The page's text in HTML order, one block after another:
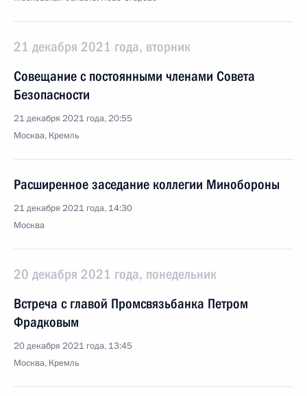
21 декабря 2021 года, вторник
Совещание с постоянными членами Совета
Безопасности
21 декабря 2021 года, 20:55
Москва, Кремль
Расширенное заседание коллегии Минобороны
21 декабря 2021 года, 14:30
Москва
20 декабря 2021 года, понедельник
Встреча с главой Промсвязьбанка Петром
Фрадковым
20 декабря 2021 года, 13:45
Москва, Кремль